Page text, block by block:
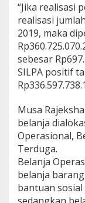
“Jika realisasi
realisasi
2019, maka
sebesar
SILPA positif
Musa
belanja
Operasional,
Terduga.
Belanja
belanja
bantuan